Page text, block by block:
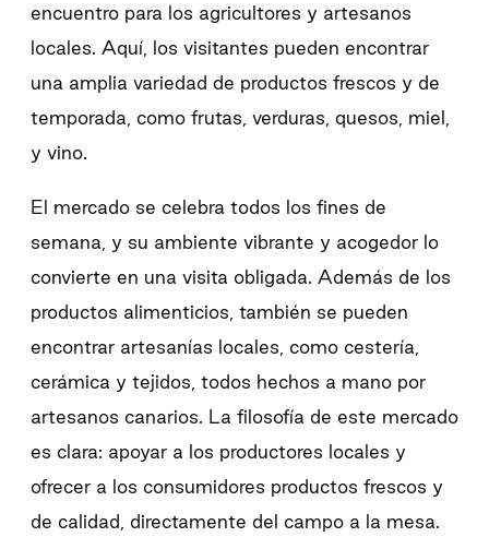
encuentro para los agricultores y artesanos
locales. Aquí, los visitantes pueden encontrar
una amplia variedad de productos frescos y de
temporada, como frutas, verduras, quesos, miel,
y vino.
El mercado se celebra todos los fines de
semana, y su ambiente vibrante y acogedor lo
convierte en una visita obligada. Además de los
productos alimenticios, también se pueden
encontrar artesanías locales, como cestería,
cerámica y tejidos, todos hechos a mano por
artesanos canarios. La filosofía de este mercado
es clara: apoyar a los productores locales y
ofrecer a los consumidores productos frescos y
de calidad, directamente del campo a la mesa.